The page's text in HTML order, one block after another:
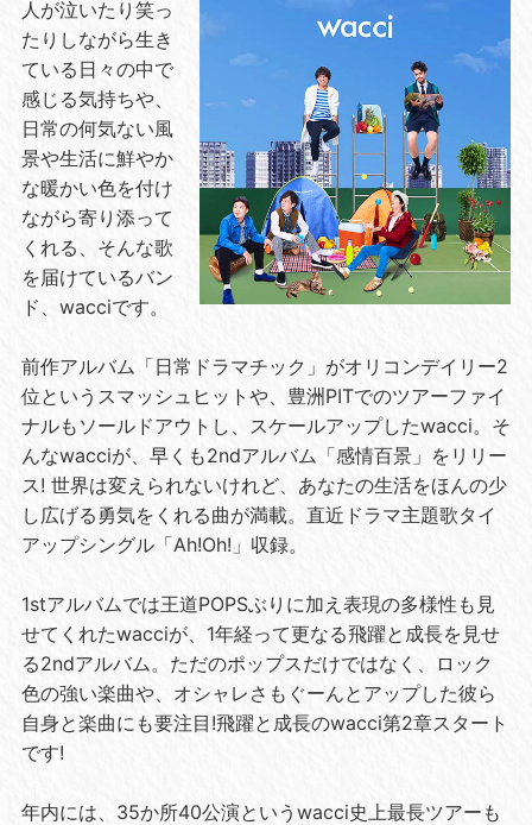
人が泣いたり笑っ
たりしながら生き
ている日々の中で
感じる気持ちや、
日常の何気ない風
景や生活に鮮やか
な暖かい色を付け
ながら寄り添って
くれる、そんな歌
を届けているバン
ド、wacciです。
前作アルバム「日常ドラマチック」がオリコンデイリー2
位というスマッシュヒットや、豊洲PITでのツアーファイ
ナルもソールドアウトし、スケールアップしたwacci。そ
んなwacciが、早くも2ndアルバム「感情百景」をリリー
ス! 世界は変えられないけれど、あなたの生活をほんの少
し広げる勇気をくれる曲が満載。直近ドラマ主題歌タイ
アップシングル「Ah!Oh!」収録。
1stアルバムでは王道POPSぶりに加え表現の多様性も見
せてくれたwacciが、1年経って更なる飛躍と成長を見せ
る2ndアルバム。ただのポップスだけではなく、ロック
色の強い楽曲や、オシャレさもぐーんとアップした彼ら
自身と楽曲にも要注目!飛躍と成長のwacci第2章スタート
です!
年内には、35か所40公演というwacci史上最長ツアーも